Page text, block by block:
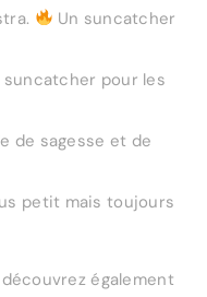
Un suncatcher
suncatcher pour les
de sagesse et de
petit mais toujours
également